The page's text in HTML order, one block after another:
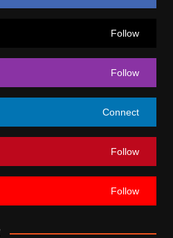
Follow
Follow
Connect
Follow
Follow